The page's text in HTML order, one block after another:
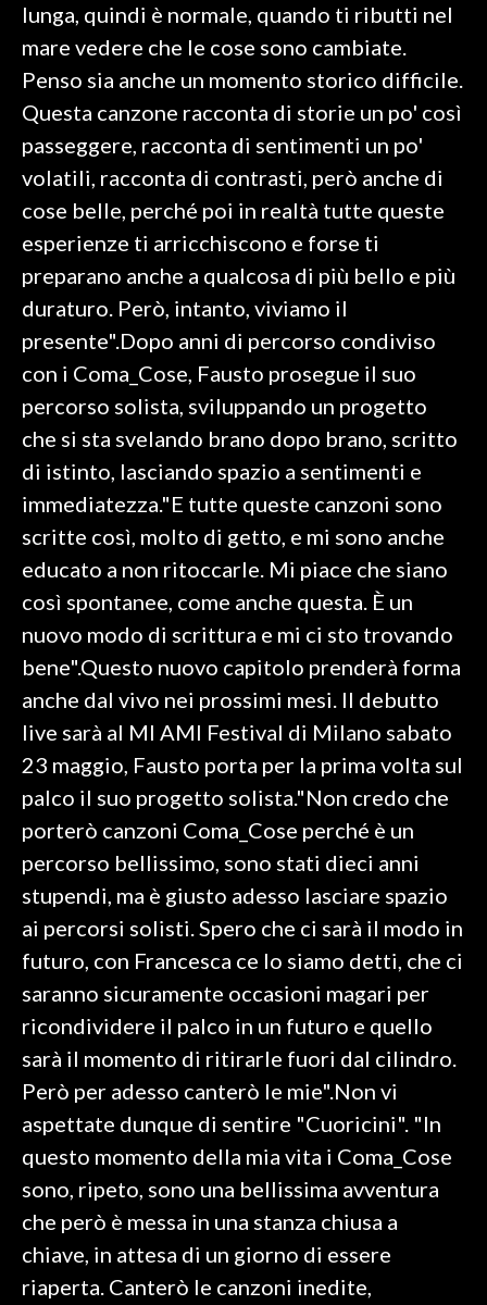
NOTIZIE
EVENTI
3 MINUTI CON
INSULARITÀ
INFO AZIENDE
ABBONATI
NECROLOGI
SPIAGGE
lunga, quindi è normale, quando ti ributti nel
mare vedere che le cose sono cambiate.
Penso sia anche un momento storico difficile.
Questa canzone racconta di storie un po' così
passeggere, racconta di sentimenti un po'
volatili, racconta di contrasti, però anche di
cose belle, perché poi in realtà tutte queste
esperienze ti arricchiscono e forse ti
preparano anche a qualcosa di più bello e più
duraturo. Però, intanto, viviamo il
presente".Dopo anni di percorso condiviso
con i Coma_Cose, Fausto prosegue il suo
percorso solista, sviluppando un progetto
che si sta svelando brano dopo brano, scritto
di istinto, lasciando spazio a sentimenti e
immediatezza."E tutte queste canzoni sono
scritte così, molto di getto, e mi sono anche
educato a non ritoccarle. Mi piace che siano
così spontanee, come anche questa. È un
nuovo modo di scrittura e mi ci sto trovando
bene".Questo nuovo capitolo prenderà forma
anche dal vivo nei prossimi mesi. Il debutto
live sarà al MI AMI Festival di Milano sabato
23 maggio, Fausto porta per la prima volta sul
palco il suo progetto solista."Non credo che
porterò canzoni Coma_Cose perché è un
percorso bellissimo, sono stati dieci anni
stupendi, ma è giusto adesso lasciare spazio
ai percorsi solisti. Spero che ci sarà il modo in
futuro, con Francesca ce lo siamo detti, che ci
saranno sicuramente occasioni magari per
ricondividere il palco in un futuro e quello
sarà il momento di ritirarle fuori dal cilindro.
Però per adesso canterò le mie".Non vi
aspettate dunque di sentire "Cuoricini". "In
questo momento della mia vita i Coma_Cose
sono, ripeto, sono una bellissima avventura
che però è messa in una stanza chiusa a
chiave, in attesa di un giorno di essere
riaperta. Canterò le canzoni inedite,